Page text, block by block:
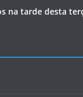
na tarde desta